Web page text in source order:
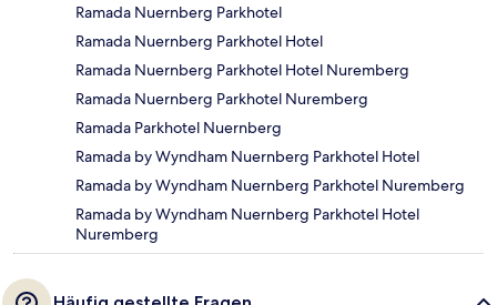
Ramada Nuernberg Parkhotel
Ramada Nuernberg Parkhotel Hotel
Ramada Nuernberg Parkhotel Hotel Nuremberg
Ramada Nuernberg Parkhotel Nuremberg
Ramada Parkhotel Nuernberg
Ramada by Wyndham Nuernberg Parkhotel Hotel
Ramada by Wyndham Nuernberg Parkhotel Nuremberg
Ramada by Wyndham Nuernberg Parkhotel Hotel
Nuremberg